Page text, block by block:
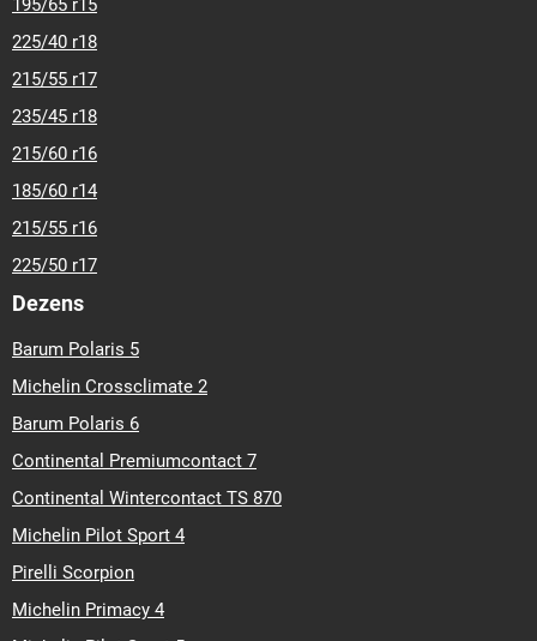
195/65 r15
225/40 r18
215/55 r17
235/45 r18
215/60 r16
185/60 r14
215/55 r16
225/50 r17
Dezens
Barum Polaris 5
Michelin Crossclimate 2
Barum Polaris 6
Continental Premiumcontact 7
Continental Wintercontact TS 870
Michelin Pilot Sport 4
Pirelli Scorpion
Michelin Primacy 4